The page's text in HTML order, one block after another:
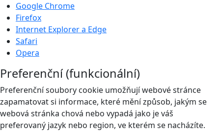
Google Chrome
Firefox
Internet Explorer a Edge
Safari
Opera
Preferenční (funkcionální)
Preferenční soubory cookie umožňují webové stránce
zapamatovat si informace, které mění způsob, jakým se
webová stránka chová nebo vypadá jako je váš
preferovaný jazyk nebo region, ve kterém se nacházíte.